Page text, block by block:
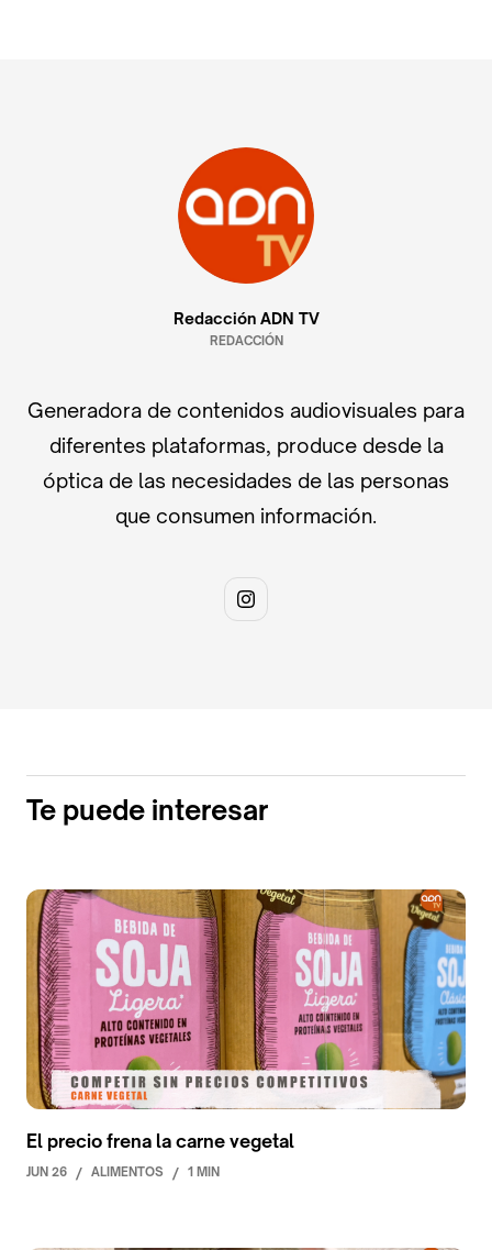
Redacción ADN TV
REDACCIÓN
Generadora de contenidos audiovisuales para
diferentes plataformas, produce desde la
óptica de las necesidades de las personas
que consumen información.
Te puede interesar
El precio frena la carne vegetal
JUN 26 / ALIMENTOS / 1 MIN